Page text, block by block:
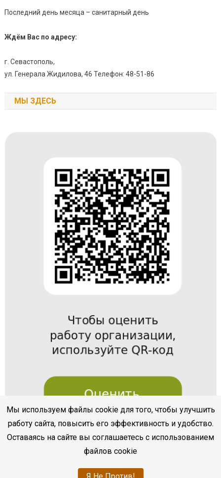
Последний день месяца – санитарный день
Ждём Вас по адресу:
г. Севастополь,
ул. Генерала Жидилова, 46 Телефон: 48-51-86
МЫ ЗДЕСЬ
Мы используем файлы cookie для того, чтобы улучшить
работу сайта, повысить его эффективность и удобство.
Оставаясь на сайте вы соглашаетесь с использованием
файлов cookie
Я Не Против!